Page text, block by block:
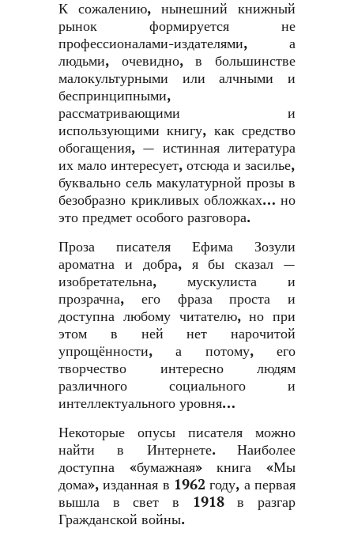
К сожалению, нынешний книжный
рынок формируется не
профессионалами-издателями, а
людьми, очевидно, в большинстве
малокультурными или алчными и
беспринципными,
рассматривающими и
использующими книгу, как средство
обогащения, — истинная литература
их мало интересует, отсюда и засилье,
буквально сель макулатурной прозы в
безобразно крикливых обложках… но
это предмет особого разговора.
Проза писателя Ефима Зозули
ароматна и добра, я бы сказал —
изобретательна, мускулиста и
прозрачна, его фраза проста и
доступна любому читателю, но при
этом в ней нет нарочитой
упрощённости, а потому, его
творчество интересно людям
различного социального и
интеллектуального уровня…
Некоторые опусы писателя можно
найти в Интернете. Наиболее
доступна «бумажная» книга «Мы
дома», изданная в 1962 году, а первая
вышла в свет в 1918 в разгар
Гражданской войны.